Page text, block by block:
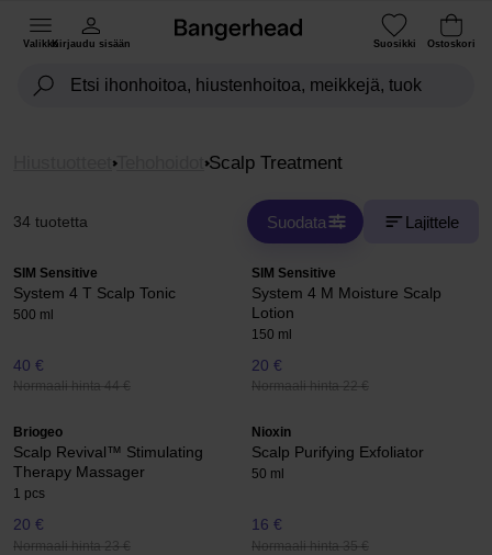
ValikkoKirjaudu sisään Suosikki Ostoskori
Tehohoidot Scalp Treatment
34 tuotetta Suodata Lajittele
SIM Sensitive
System 4 T Scalp Tonic
500 ml
40 €
Normaali hinta 44 €
SIM Sensitive
System 4 M Moisture Scalp
Lotion
150 ml
20 €
Normaali hinta 22 €
Briogeo
Scalp Revival™ Stimulating
Therapy Massager
1 pcs
20 €
Normaali hinta 23 €
Nioxin
Scalp Purifying Exfoliator
50 ml
16 €
Normaali hinta 35 €